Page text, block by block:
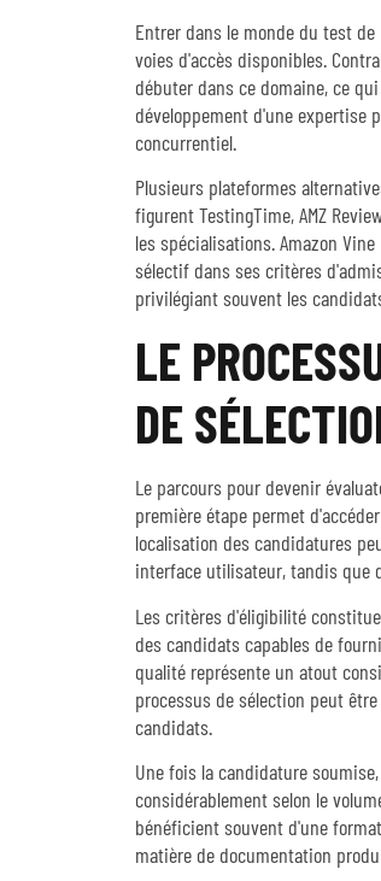
Entrer dans le monde du test
voies d'accès disponibles.
débuter dans ce domaine, ce
développement d'une expertise
concurrentiel.
Plusieurs plateformes
figurent TestingTime, AMZ
les spécialisations. Amazon
sélectif dans ses critères
privilégiant souvent les
LE
DE
Le parcours pour devenir
première étape permet
localisation des candidatures
interface utilisateur, tandis que
Les critères d'éligibilité
des candidats capables de
qualité représente un atout
processus de sélection peut
candidats.
Une fois la candidature
considérablement selon le
bénéficient souvent d'une
matière de documentation